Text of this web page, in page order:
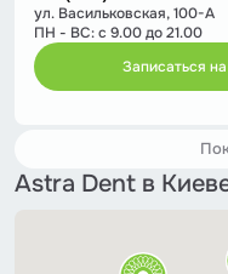
ул. Васильковская, 100-А
ПН - ВС: с 9.00 до 21.00
Записаться
Astra Dent в